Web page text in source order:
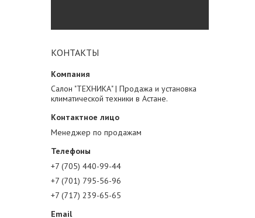
КОНТАКТЫ
Салон "ТЕХНИКА" | Продажа и установка
климатической техники в Астане.
Менеджер по продажам
+7 (705) 440-99-44
+7 (701) 795-56-96
+7 (717) 239-65-65